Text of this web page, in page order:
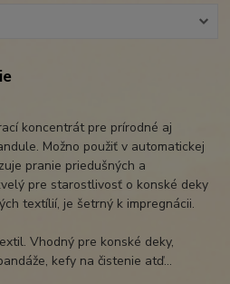
koncentrát pre prírodné aj
Možno použiť v automatickej
pranie priedušných a
pre starostlivosť o konské deky
textílií, je šetrný k impregnácii.
Vhodný pre konské deky,
kefy na čistenie atď...